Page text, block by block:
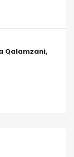
Qalamzani,